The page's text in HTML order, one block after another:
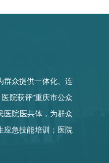
群众提供一体化、连
院获评“重庆市公众
医院医共体，为群众
应急技能培训；医院